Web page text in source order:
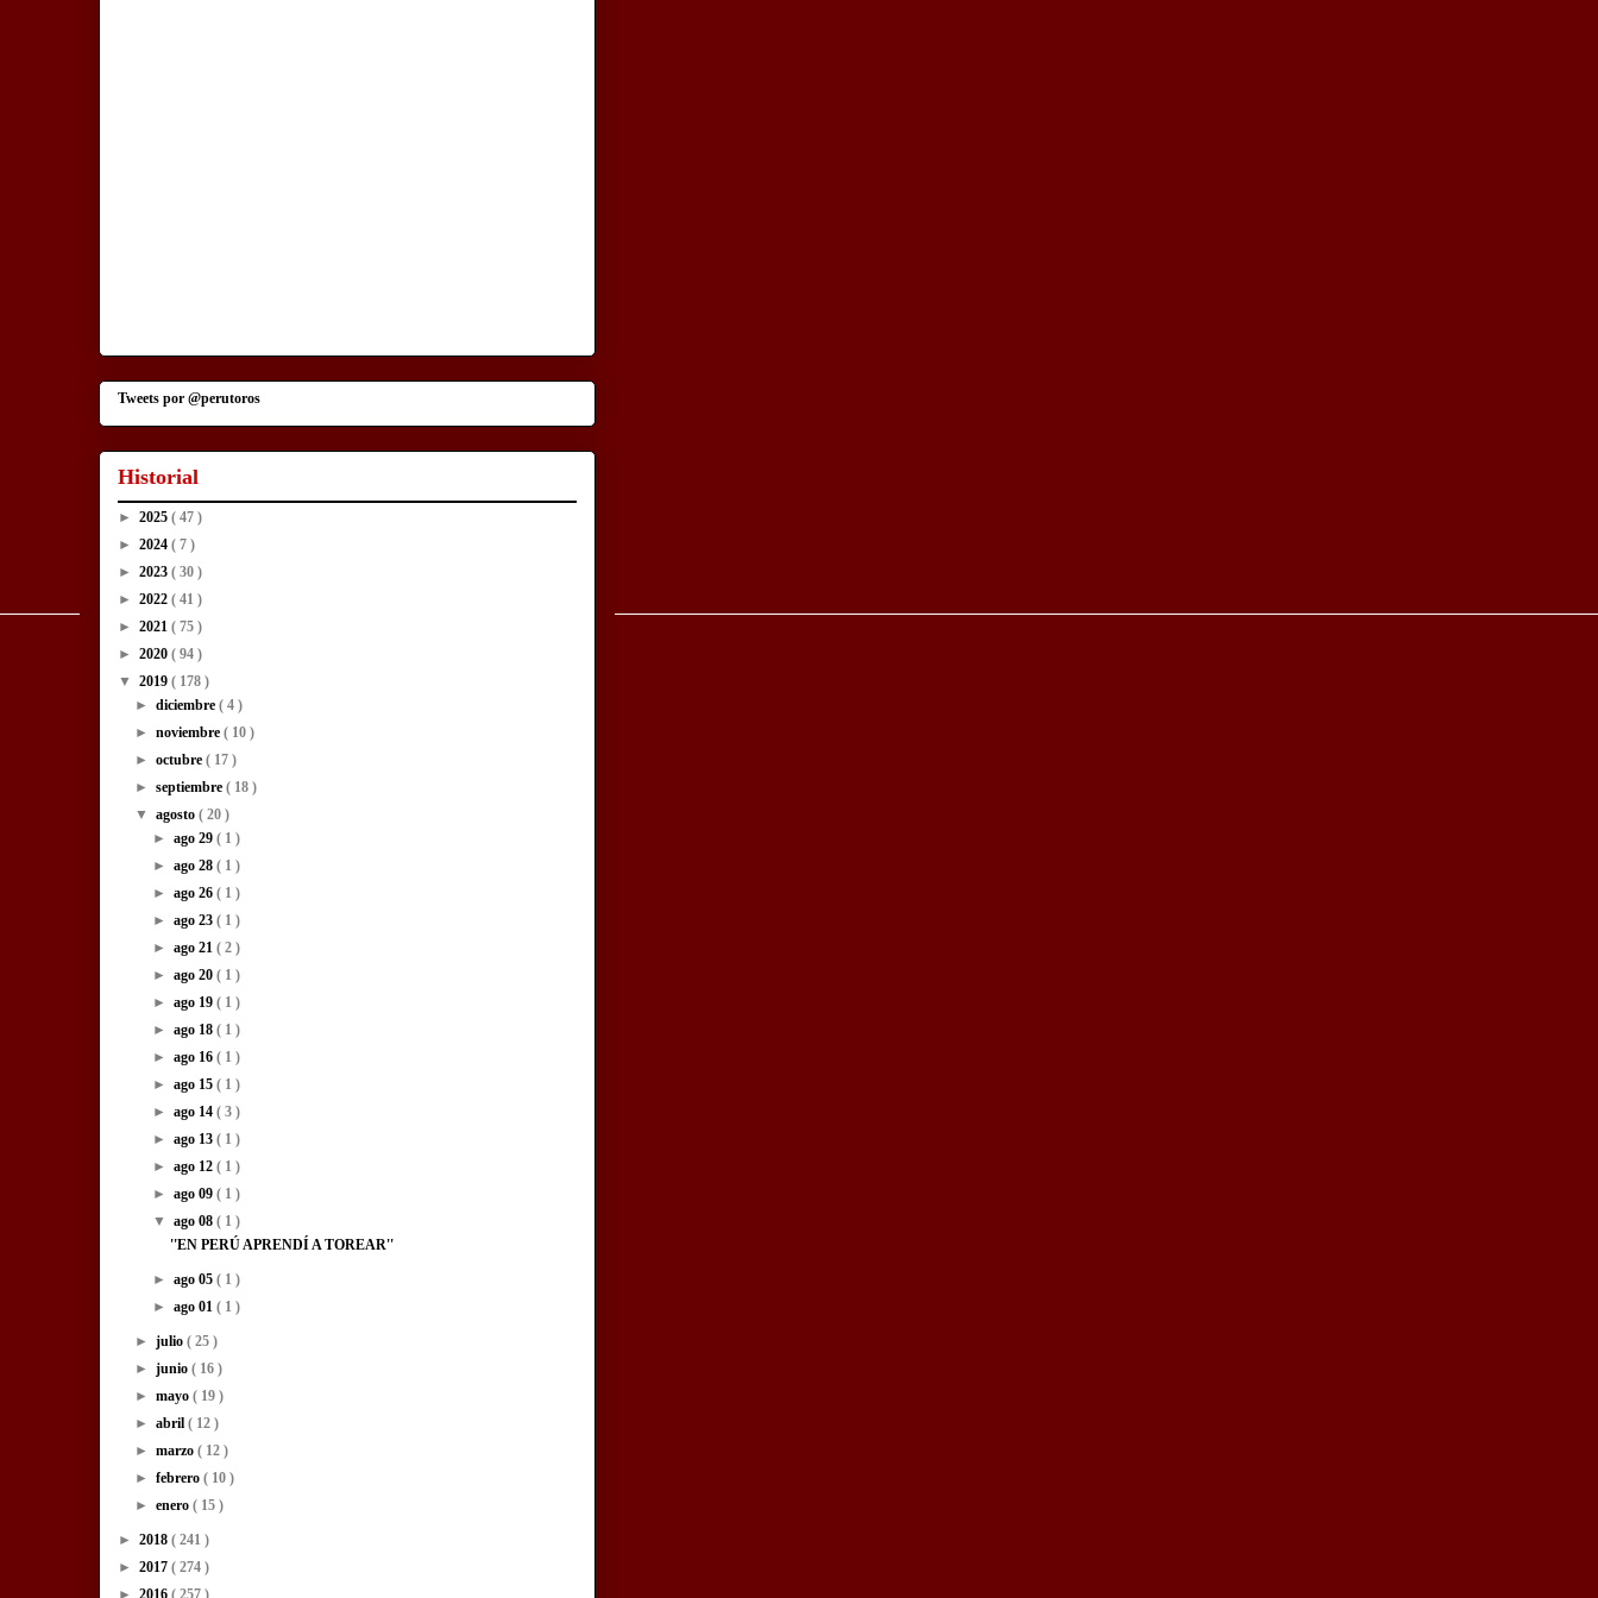
Tweets por @perutoros
Historial
► 2025 ( 47 )
► 2024 ( 7 )
► 2023 ( 30 )
► 2022 ( 41 )
► 2021 ( 75 )
► 2020 ( 94 )
▼ 2019 ( 178 )
►diciembre( 4 )
►noviembre( 10 )
►octubre( 17 )
►septiembre( 18 )
▼agosto( 20 )
► ago 29 ( 1 )
► ago 28 ( 1 )
► ago 26 ( 1 )
► ago 23 ( 1 )
► ago 21 ( 2 )
► ago 20 ( 1 )
► ago 19 ( 1 )
► ago 18 ( 1 )
► ago 16 ( 1 )
► ago 15 ( 1 )
► ago 14 ( 3 )
► ago 13 ( 1 )
► ago 12 ( 1 )
► ago 09 ( 1 )
▼ ago 08 ( 1 )
''EN PERÚ APRENDÍ A TOREAR''
► ago 05 ( 1 )
► ago 01 ( 1 )
►julio( 25 )
►junio( 16 )
►mayo( 19 )
►abril( 12 )
►marzo( 12 )
►febrero( 10 )
►enero( 15 )
► 2018 ( 241 )
► 2017 ( 274 )
► 2016 ( 257 )